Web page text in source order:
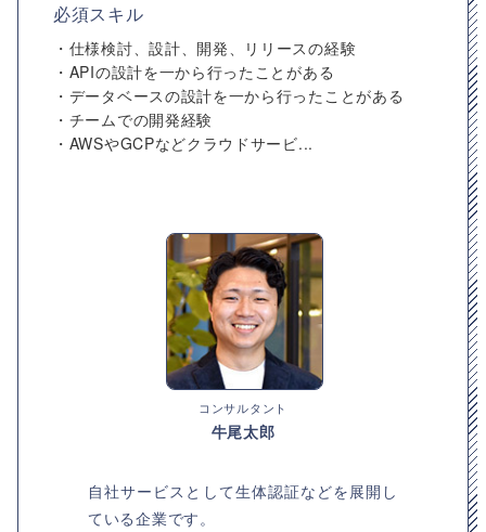
必須スキル
・仕様検討、設計、開発、リリースの経験
・APIの設計を一から行ったことがある
・データベースの設計を一から行ったことがある
・チームでの開発経験
・AWSやGCPなどクラウドサービ...
コンサルタント
牛尾太郎
自社サービスとして生体認証などを展開し
ている企業です。